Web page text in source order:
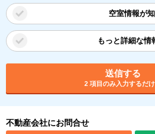
空室情報が
もっと詳細な情
送信する
2 項目のみ入力するだけ
不動産会社にお問合せ